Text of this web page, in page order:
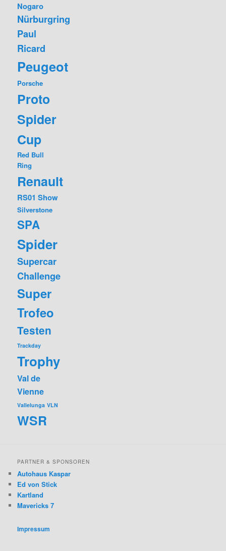
Nogaro
Nürburgring
Paul
Ricard
Peugeot
Porsche
Proto
Spider
Cup
Red Bull
Ring
Renault
RS01 Show
Silverstone
SPA
Spider
Supercar
Challenge
Super
Trofeo
Testen
Trackday
Trophy
Val de
Vienne
Vallelunga VLN
WSR
PARTNER & SPONSOREN
Autohaus Kaspar
Ed von Stick
Kartland
Mavericks 7
Impressum